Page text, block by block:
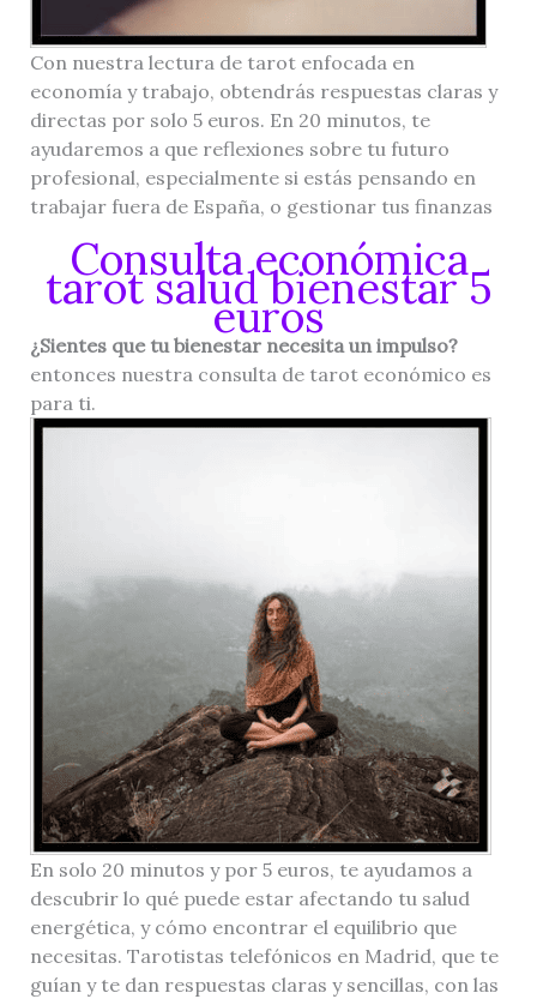
Con nuestra lectura de tarot enfocada en
economía y trabajo, obtendrás respuestas claras y
directas por solo 5 euros. En 20 minutos, te
ayudaremos a que reflexiones sobre tu futuro
profesional, especialmente si estás pensando en
trabajar fuera de España, o gestionar tus finanzas
Consulta económica
tarot salud bienestar 5
euros
¿Sientes que tu bienestar necesita un impulso?
entonces nuestra consulta de tarot económico es
para ti.
En solo 20 minutos y por 5 euros, te ayudamos a
descubrir lo qué puede estar afectando tu salud
energética, y cómo encontrar el equilibrio que
necesitas. Tarotistas telefónicos en Madrid, que te
guían y te dan respuestas claras y sencillas, con las